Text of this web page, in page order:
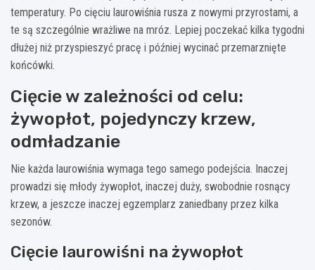
temperatury. Po cięciu laurowiśnia rusza z nowymi przyrostami, a
te są szczególnie wrażliwe na mróz. Lepiej poczekać kilka tygodni
dłużej niż przyspieszyć pracę i później wycinać przemarznięte
końcówki.
Cięcie w zależności od celu:
żywopłot, pojedynczy krzew,
odmładzanie
Nie każda laurowiśnia wymaga tego samego podejścia. Inaczej
prowadzi się młody żywopłot, inaczej duży, swobodnie rosnący
krzew, a jeszcze inaczej egzemplarz zaniedbany przez kilka
sezonów.
Cięcie laurowiśni na żywopłot